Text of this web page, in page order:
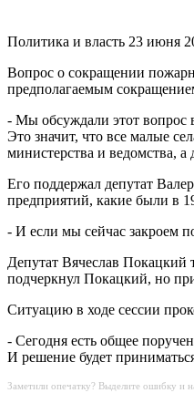
Политика и власть 23 июня
Вопрос о сокращении
предполагаемым
- Мы обсуждали этот вопрос
Это значит, что все малые
министерства и ведомства,
Его поддержал депутат
предприятий, какие были в
- И если мы сейчас закроем
Депутат Вячеслав Покацкий
подчеркнул Покацкий, но
Ситуацию в ходе сессии
- Сегодня есть общее
И решение будет
Заметили опечатку? Выделите ошибку и